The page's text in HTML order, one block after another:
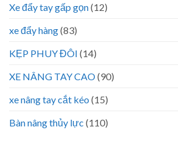
Xe đẩy tay gấp gọn(12)
xe đẩy hàng(83)
KẸP PHUY ĐÔI (14)
XE NÂNG TAY CAO(90)
xe nâng tay cắt kéo (15)
Bàn nâng thủy lực (110)